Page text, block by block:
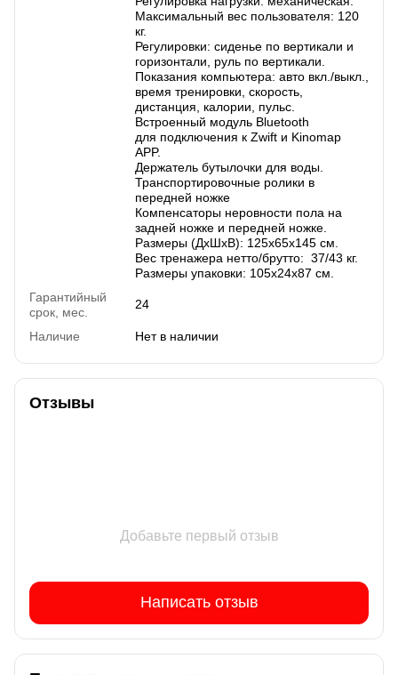
Максимальный вес пользователя: 120
кг.
Регулировки: сиденье по вертикали и
горизонтали, руль по вертикали.
Показания компьютера: авто вкл./выкл.,
время тренировки, скорость,
дистанция, калории, пульс.
Встроенный модуль Bluetooth
для подключения к Zwift и Kinomap
APP.
Держатель бутылочки для воды.
Транспортировочные ролики в
передней ножке
Компенсаторы неровности пола на
задней ножке и передней ножке.
Размеры (ДхШхВ): 125х65х145 см.
Вес тренажера нетто/брутто: 37/43 кг.
Размеры упаковки: 105х24х87 см.
Гарантийный
срок, мес.
24
Наличие Нет в наличии
Отзывы
Добавьте первый отзыв
Написать отзыв